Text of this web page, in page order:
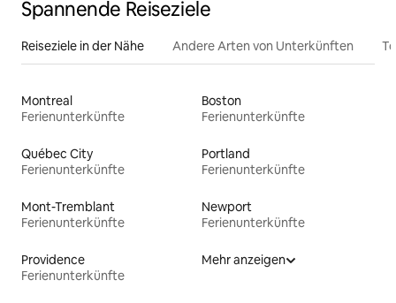
Spannende Reiseziele
Reiseziele in der Nähe Andere Arten von Unterkünften
Montreal
Ferienunterkünfte
Boston
Ferienunterkünfte
Québec City
Ferienunterkünfte
Portland
Ferienunterkünfte
Mont-Tremblant
Ferienunterkünfte
Newport
Ferienunterkünfte
Providence
Ferienunterkünfte
Mehr anzeigen